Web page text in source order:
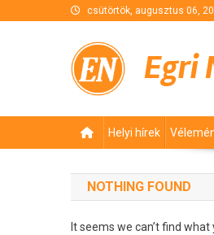
csütörtök, augusztus 06,
Egri
Helyi hírek
NOTHING FOUND
It seems we can’t find